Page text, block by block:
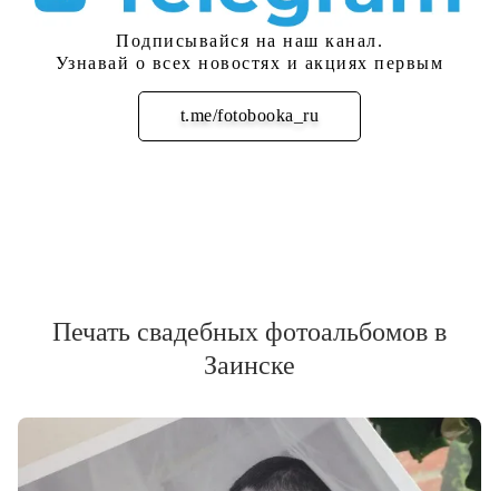
Подписывайся на наш канал.
Узнавай о всех новостях и акциях первым
t.me/fotobooka_ru
Подписаться
Печать свадебных фотоальбомов в
Заинске